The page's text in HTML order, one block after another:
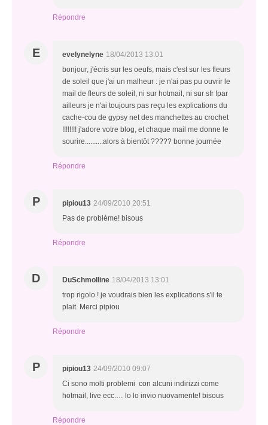
Répondre
E evelynelyne 18/04/2013 13:01
bonjour, j'écris sur les oeufs, mais c'est sur les fleurs
de soleil que j'ai un malheur : je n'ai pas pu ouvrir le
mail de fleurs de soleil, ni sur hotmail, ni sur sfr !par
ailleurs je n'ai toujours pas reçu les explications du
cache-cou de gypsy net des manchettes au crochet
!!!!!!!! j'adore votre blog, et chaque mail me donne le
sourire..........alors à bientôt ????? bonne journée
Répondre
P pipiou13 24/09/2010 20:51
Pas de problème! bisous
Répondre
D DuSchmolline 18/04/2013 13:01
trop rigolo ! je voudrais bien les explications s'il te
plait. Merci pipiou
Répondre
P pipiou13 24/09/2010 09:07
Ci sono molti problemi con alcuni indirizzi come
hotmail, live ecc.… lo lo invio nuovamente! bisous
Répondre